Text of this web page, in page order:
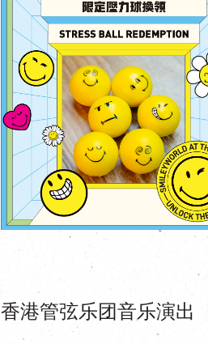
香港管弦乐团音乐演出